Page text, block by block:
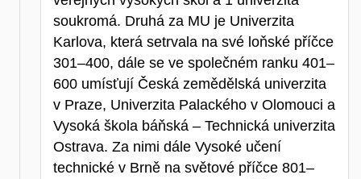
soukromá. Druhá za MU je Univerzita
Karlova, která setrvala na své loňské příčce
301–400, dále se ve společném ranku 401–
600 umísťují Česká zemědělská univerzita
v Praze, Univerzita Palackého v Olomouci a
Vysoká škola báňská – Technická univerzita
Ostrava. Za nimi dále Vysoké učení
technické v Brně na světové příčce 801–